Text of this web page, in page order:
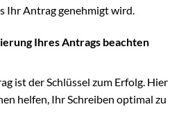
Ihr Antrag genehmigt wird.
Ihres Antrags beachten
ist der Schlüssel zum Erfolg. Hier
helfen, Ihr Schreiben optimal zu